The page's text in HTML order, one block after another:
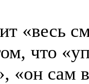
«весь
что
«он сам